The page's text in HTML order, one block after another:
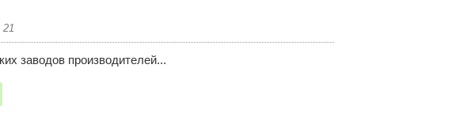
21
заводов производителей...